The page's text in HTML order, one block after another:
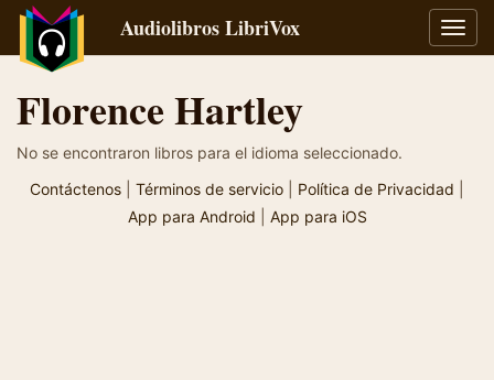
Audiolibros LibriVox
Florence Hartley
No se encontraron libros para el idioma seleccionado.
Contáctenos
Términos de servicio Política de Privacidad
App para Android
App para iOS